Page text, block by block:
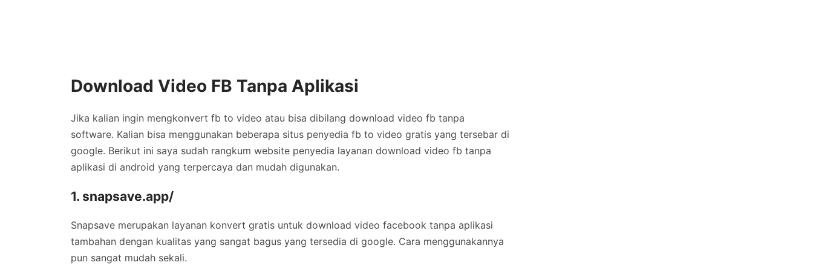
Download Video FB Tanpa Aplikasi
Jika kalian ingin mengkonvert fb to video atau bisa dibilang download video fb tanpa
software. Kalian bisa menggunakan beberapa situs penyedia fb to video gratis yang tersebar di
google. Berikut ini saya sudah rangkum website penyedia layanan download video fb tanpa
aplikasi di android yang terpercaya dan mudah digunakan.
1. snapsave.app/
Snapsave merupakan layanan konvert gratis untuk download video facebook tanpa aplikasi
tambahan dengan kualitas yang sangat bagus yang tersedia di google. Cara menggunakannya
pun sangat mudah sekali.